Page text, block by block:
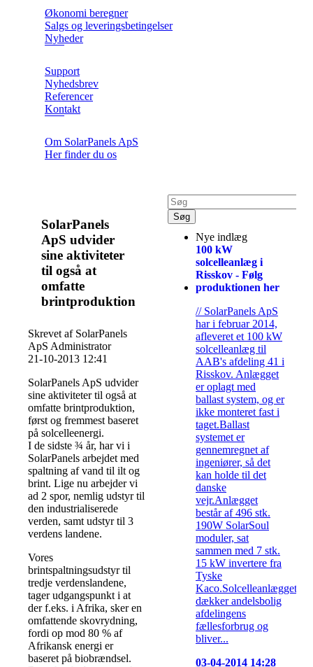
Økonomi beregner
Salgs og leveringsbetingelser
Nyheder
Support
Nyhedsbrev
Referencer
Kontakt
Om SolarPanels ApS
Her finder du os
SolarPanels
ApS udvider
sine aktiviteter
til også at
omfatte
brintproduktion
Skrevet af SolarPanels
ApS Administrator
21-10-2013 12:41
SolarPanels ApS udvider
sine aktiviteter til også at
omfatte brintproduktion,
først og fremmest baseret
på solcelleenergi.
I de sidste ¾ år, har vi i
SolarPanels arbejdet med
spaltning af vand til ilt og
brint. Lige nu arbejder vi
ad 2 spor, nemlig udstyr til
den industrialiserede
verden, samt udstyr til 3
verdens landene.
Vores
brintspaltningsudstyr til
tredje verdenslandene,
tager udgangspunkt i at
der f.eks. i Afrika, sker en
omfattende skovrydning,
fordi op mod 80 % af
Afrikansk energi er
baseret på biobrændsel.
Nye indlæg
100 kW
solcelleanlæg i
Risskov - Følg
produktionen her
// SolarPanels ApS
har i februar 2014,
afleveret et 100 kW
solcelleanlæg til
AAB's afdeling 41 i
Risskov. Anlægget
er oplagt med
ballast system, og er
ikke monteret fast i
taget.Ballast
systemet er
gennemregnet af
ingeniører, så det
kan holde til det
danske
vejr.Anlægget
består af 496 stk.
190W SolarSoul
moduler, sat
sammen med 7 stk.
15 kW invertere fra
Tyske
Kaco.Solcelleanlægget
dækker andelsbolig
afdelingens
fællesforbrug og
bliver...
03-04-2014 14:28